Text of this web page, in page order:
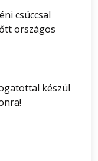
csúccsal
országos
készül